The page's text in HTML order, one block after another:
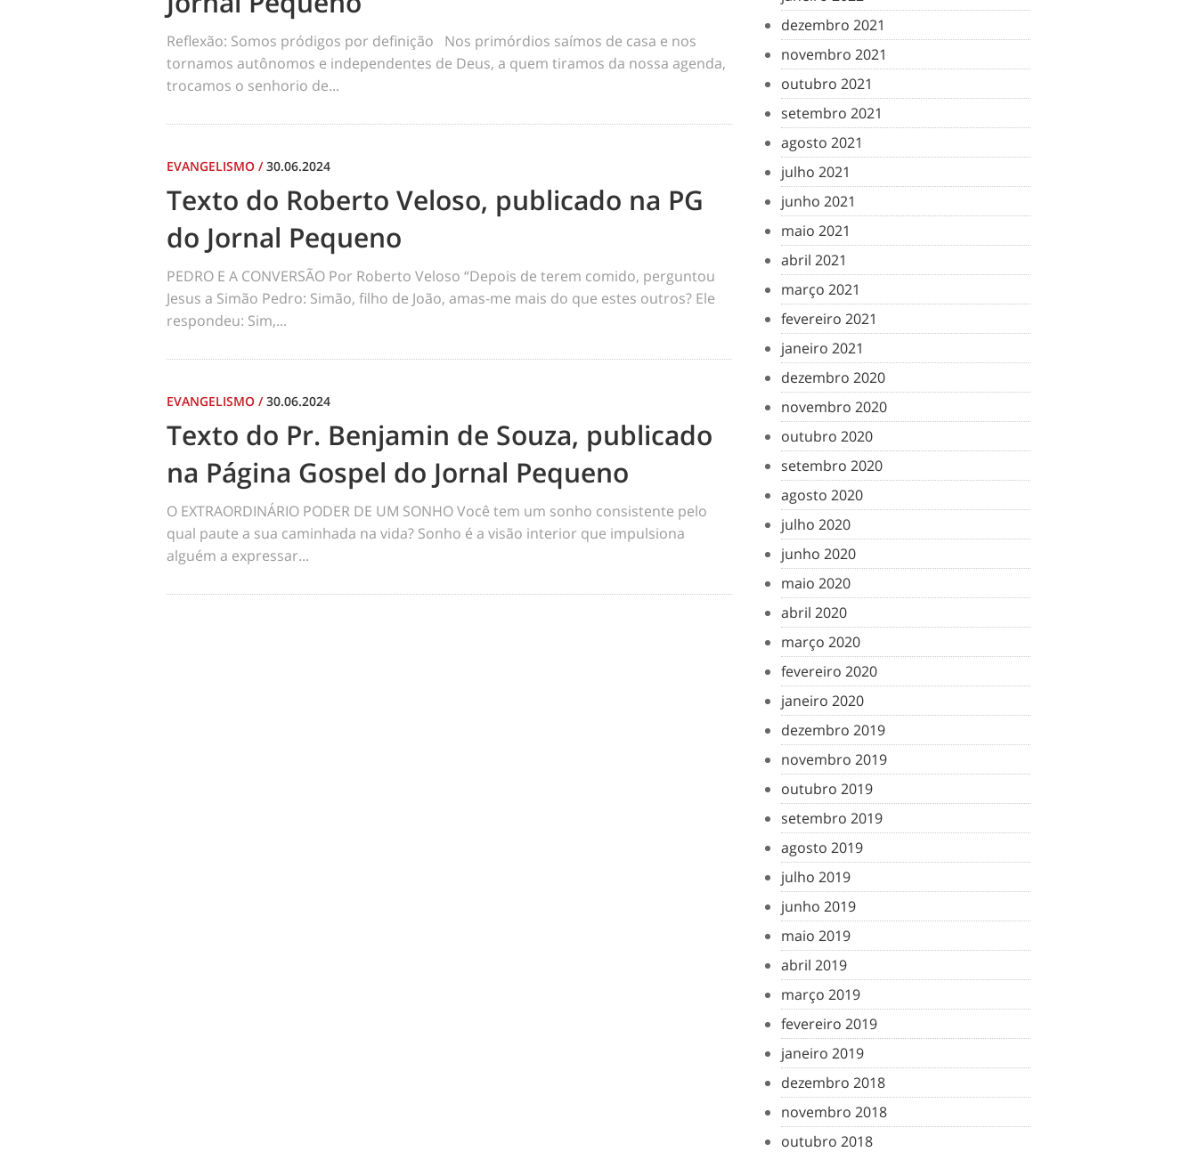
Reflexão: Somos pródigos por definição Nos primórdios saímos de casa e nos
tornamos autônomos e independentes de Deus, a quem tiramos da nossa agenda,
trocamos o senhorio de...
EVANGELISMO /30.06.2024
Texto do Roberto Veloso, publicado na PG
do Jornal Pequeno
PEDRO E A CONVERSÃO Por Roberto Veloso “Depois de terem comido, perguntou
Jesus a Simão Pedro: Simão, filho de João, amas-me mais do que estes outros? Ele
respondeu: Sim,...
EVANGELISMO /30.06.2024
Texto do Pr. Benjamin de Souza, publicado
na Página Gospel do Jornal Pequeno
O EXTRAORDINÁRIO PODER DE UM SONHO Você tem um sonho consistente pelo
qual paute a sua caminhada na vida? Sonho é a visão interior que impulsiona
alguém a expressar...
dezembro 2021
novembro 2021
outubro 2021
setembro 2021
agosto 2021
julho 2021
junho 2021
maio 2021
abril 2021
março 2021
fevereiro 2021
janeiro 2021
dezembro 2020
novembro 2020
outubro 2020
setembro 2020
agosto 2020
julho 2020
junho 2020
maio 2020
abril 2020
março 2020
fevereiro 2020
janeiro 2020
dezembro 2019
novembro 2019
outubro 2019
setembro 2019
agosto 2019
julho 2019
junho 2019
maio 2019
abril 2019
março 2019
fevereiro 2019
janeiro 2019
dezembro 2018
novembro 2018
outubro 2018